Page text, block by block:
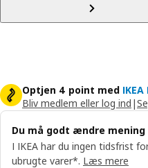
Optjen 4 point med
Bliv medlem eller log ind |
Du må godt ændre mening
I IKEA har du ingen tidsfrist
ubrugte varer*. Læs mere